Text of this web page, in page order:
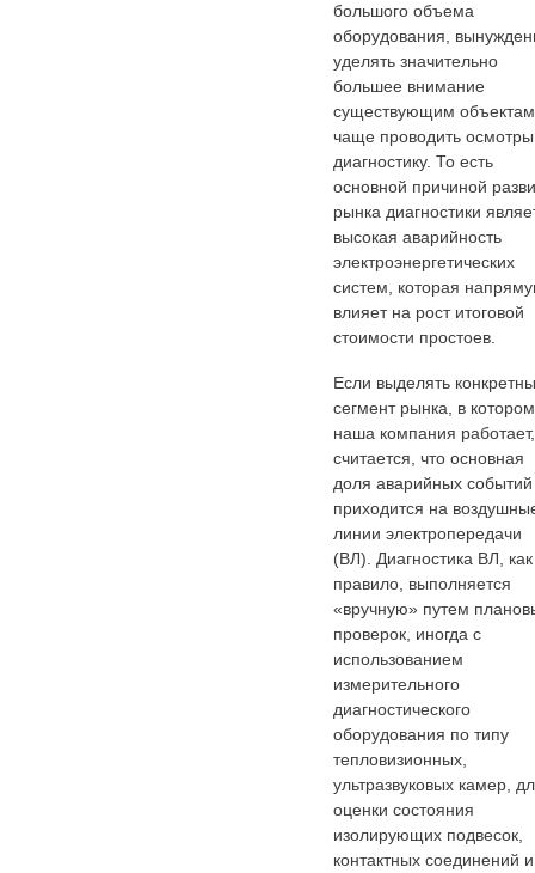
большого объема
оборудования,
уделять значительно
большее внимание
существующим
чаще проводить
диагностику. То есть
основной причиной
рынка диагностики
высокая аварийность
электроэнергетических
систем, которая
влияет на рост итоговой
стоимости простоев.
Если выделять
сегмент рынка, в котором
наша компания
считается, что основная
доля аварийных событий
приходится на
линии электропередачи
(ВЛ). Диагностика ВЛ, как
правило, выполняется
«вручную» путем
проверок, иногда с
использованием
измерительного
диагностического
оборудования по типу
тепловизионных,
ультразвуковых камер,
оценки состояния
изолирующих подвесок,
контактных соединений и